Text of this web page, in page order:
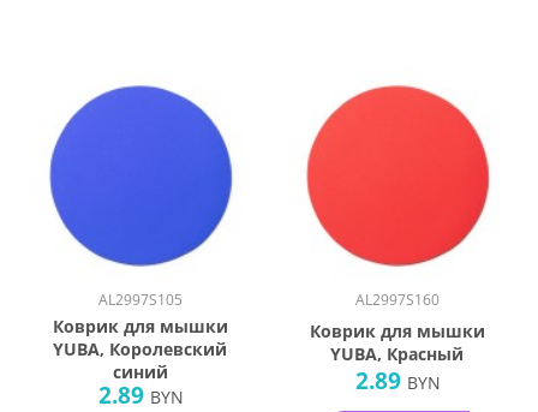
AL2997S105
Коврик для мышки
YUBA, Королевский
синий
2.89 BYN
AL2997S160
Коврик для мышки
YUBA, Красный
2.89 BYN